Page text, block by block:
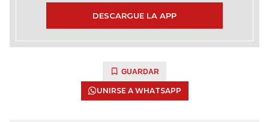
DESCARGUE LA APP
GUARDAR
UNIRSE A WHATSAPP